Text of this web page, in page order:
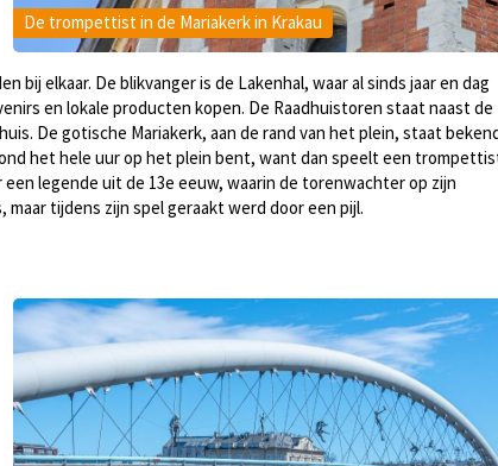
De trompettist in de Mariakerk in Krakau
elkaar. De blikvanger is de Lakenhal, waar al sinds jaar en dag
en lokale producten kopen. De Raadhuistoren staat naast de
De gotische Mariakerk, aan de rand van het plein, staat
het hele uur op het plein bent, want dan speelt een
legende uit de 13e eeuw, waarin de torenwachter op zijn
tijdens zijn spel geraakt werd door een pijl.